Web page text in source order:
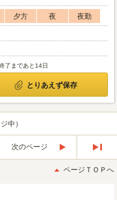
夕方 夜
夜勤
了まであと14日
とりあえず保存
中）
次のページ
後
ページＴＯＰへ